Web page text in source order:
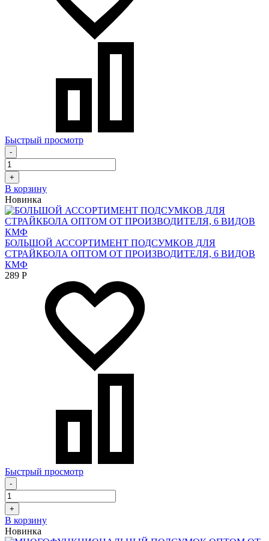
Быстрый просмотр
-
+
В корзину
Новинка
БОЛЬШОЙ АССОРТИМЕНТ ПОДСУМКОВ ДЛЯ
СТРАЙКБОЛА ОПТОМ ОТ ПРОИЗВОДИТЕЛЯ, 6 ВИДОВ
КМФ
289 Р
Быстрый просмотр
-
+
В корзину
Новинка